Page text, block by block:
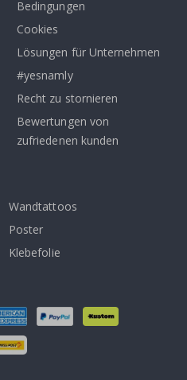
Bedingungen
Cookies
Lösungen für Unternehmen
#yesnamly
Recht zu stornieren
Bewertungen von
zufriedenen kunden
Wandtattoos
Poster
Klebefolie